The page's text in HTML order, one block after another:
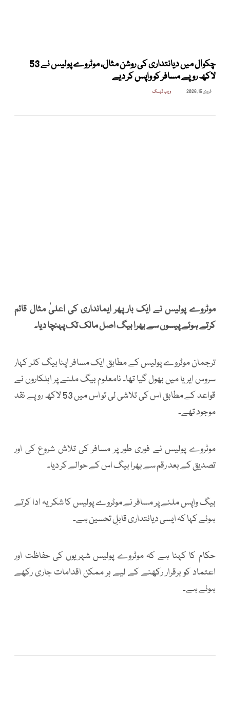
چکوال میں دیانتداری کی روشن مثال، موٹروے پولیس نے 53
لاکھ روپے مسافر کو واپس کر دیے
فروری 15, 2026 ویب ڈیسک
موٹروے پولیس نے ایک بار پھر ایمانداری کی اعلیٰ مثال قائم
کرتے ہوئے پیسوں سے بھرا بیگ اصل مالک تک پہنچا دیا۔
ترجمان موٹروے پولیس کے مطابق ایک مسافر اپنا بیگ کلر کہار
سروس ایریا میں بھول گیا تھا۔ نامعلوم بیگ ملنے پر اہلکاروں نے
قواعد کے مطابق اس کی تلاشی لی تو اس میں 53 لاکھ روپے نقد
موجود تھے۔
موٹروے پولیس نے فوری طور پر مسافر کی تلاش شروع کی اور
تصدیق کے بعد رقم سے بھرا بیگ اس کے حوالے کر دیا۔
بیگ واپس ملنے پر مسافر نے موٹروے پولیس کا شکریہ ادا کرتے
ہوئے کہا کہ ایسی دیانتداری قابلِ تحسین ہے۔
حکام کا کہنا ہے کہ موٹروے پولیس شہریوں کی حفاظت اور
اعتماد کو برقرار رکھنے کے لیے ہر ممکن اقدامات جاری رکھے
ہوئے ہے۔